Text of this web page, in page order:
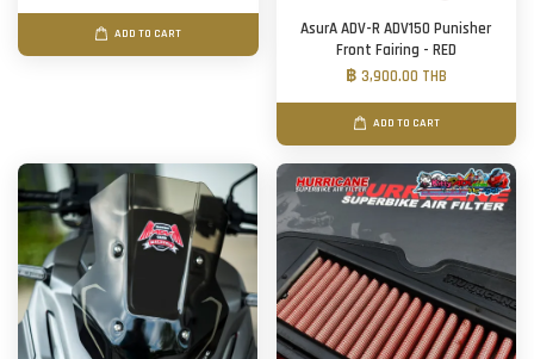
ADD TO CART
AsurA ADV-R ADV150 Punisher
Front Fairing - RED
฿ 3,900.00 THB
ADD TO CART